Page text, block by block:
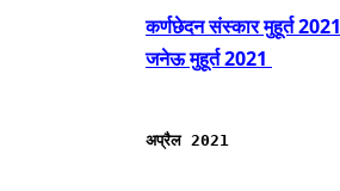
कर्णछेदन संस्कार मुहूर्त 2021
जनेऊ मुहूर्त 2021
अप्रैल 2021